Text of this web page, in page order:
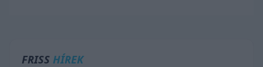
FRISS HÍREK